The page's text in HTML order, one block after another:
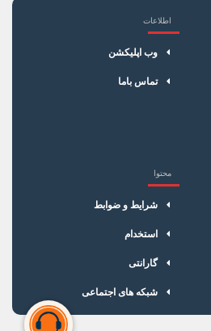
اطلاعات
وب اپلیکشن
تماس باما
محتوا
شرایط و ضوابط
استخدام
گارانتی
شبکه های اجتماعی